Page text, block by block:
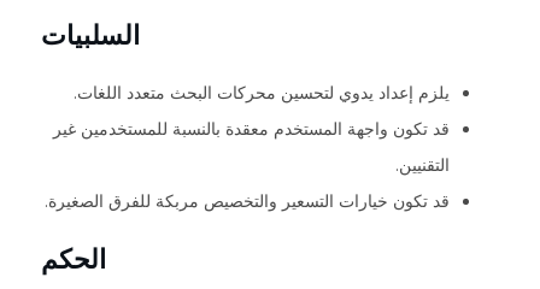
السلبيات
يلزم إعداد يدوي لتحسين محركات البحث متعدد اللغات.
قد تكون واجهة المستخدم معقدة بالنسبة للمستخدمين غير
التقنيين.
قد تكون خيارات التسعير والتخصيص مربكة للفرق الصغيرة.
الحكم